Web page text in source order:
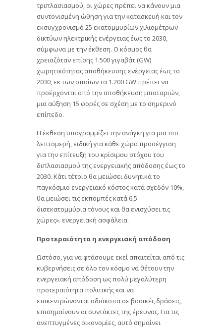
τριπλασιασμού, οι χώρες πρέπει να κάνουν μια
συντονισμένη ώθηση για την κατασκευή και τον
εκσυγχρονισμό 25 εκατομμυρίων χιλιομέτρων
δικτύων ηλεκτρικής ενέργειας έως το 2030,
σύμφωνα με την έκθεση. Ο κόσμος θα
χρειαζόταν επίσης 1.500 γιγαβάτ (GW)
χωρητικότητας αποθήκευσης ενέργειας έως το
2030, εκ των οποίων τα 1.200 GW πρέπει να
προέρχονται από την αποθήκευση μπαταριών,
μια αύξηση 15 φορές σε σχέση με το σημερινό
επίπεδο.
Η έκθεση υπογραμμίζει την ανάγκη για μια πιο
λεπτομερή, ειδική για κάθε χώρα προσέγγιση
για την επίτευξη του κρίσιμου στόχου του
διπλασιασμού της ενεργειακής απόδοσης έως το
2030. Κάτι τέτοιο θα μειώσει δυνητικά το
παγκόσμιο ενεργειακό κόστος κατά σχεδόν 10%,
θα μειώσει τις εκπομπές κατά 6,5
δισεκατομμύρια τόνους και θα ενισχύσει τις
χώρες». ενεργειακή ασφάλεια.
Προτεραιότητα η ενεργειακή απόδοση
Ωστόσο, για να φτάσουμε εκεί απαιτείται από τις
κυβερνήσεις σε όλο τον κόσμο να θέτουν την
ενεργειακή απόδοση ως πολύ μεγαλύτερη
προτεραιότητα πολιτικής και να
επικεντρώνονται αδιάκοπα σε βασικές δράσεις,
επισημαίνουν οι συντάκτες της έρευνας. Για τις
ανεπτυγμένες οικονομίες, αυτό σημαίνει